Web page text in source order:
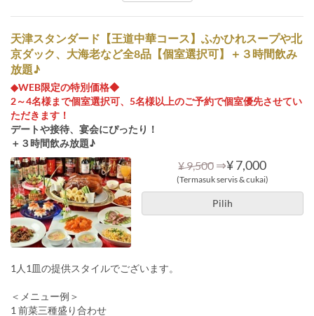
天津スタンダード【王道中華コース】ふかひれスープや北
京ダック、大海老など全8品【個室選択可】＋３時間飲み
放題♪
◆WEB限定の特別価格◆
2～4名様まで個室選択可、5名様以上のご予約で個室優先させてい
ただきます！
デートや接待、宴会にぴったり！
＋３時間飲み放題♪
¥ 9,500 ⇒¥ 7,000
(Termasuk servis & cukai)
Pilih
1人1皿の提供スタイルでございます。
＜メニュー例＞
1 前菜三種盛り合わせ